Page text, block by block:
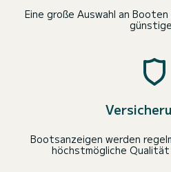
Eine große Auswahl an
Bootsanzeigen werden
höchstmögliche